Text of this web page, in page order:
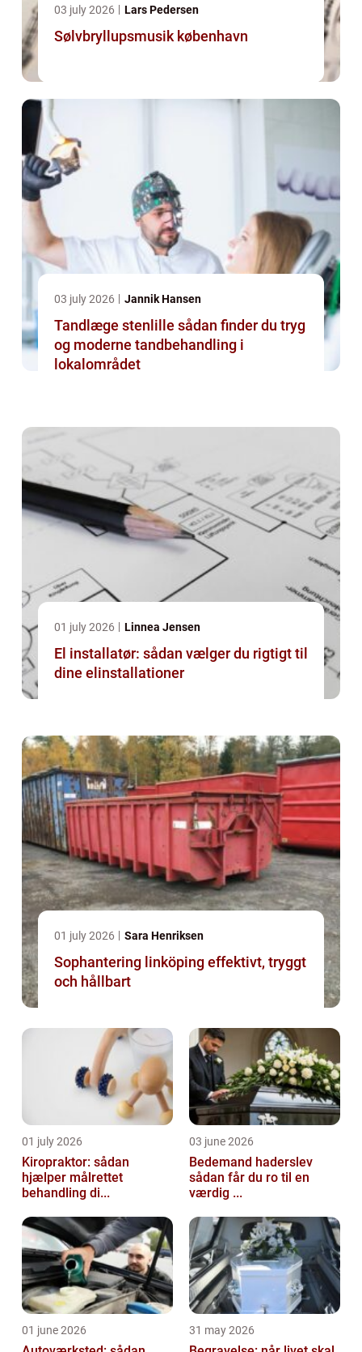
03 july 2026 Lars Pedersen
Sølvbryllupsmusik københavn
03 july 2026 Jannik Hansen
Tandlæge stenlille sådan finder du tryg
og moderne tandbehandling i
lokalområdet
01 july 2026 Linnea Jensen
El installatør: sådan vælger du rigtigt til
dine elinstallationer
01 july 2026 Sara Henriksen
Sophantering linköping effektivt, tryggt
och hållbart
01 july 2026
Kiropraktor: sådan
hjælper målrettet
behandling di...
03 june 2026
Bedemand haderslev
sådan får du ro til en
værdig ...
01 june 2026 31 may 2026